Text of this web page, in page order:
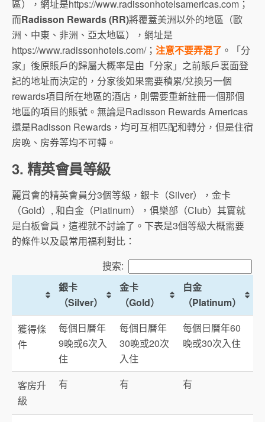
區），網址是https://www.radissonhotelsamericas.com；
而Radisson Rewards (RR)將覆蓋美洲以外的地區（歐
洲、中東、非洲、亞太地區），網址是
https://www.radissonhotels.com/； 注意不要弄混了 。「分
家」後原賬戶的歸屬大概率是由「分家」之前賬戶裏面登
記的地址而決定的，分家後如果需要積累/兌換另一個
rewards項目所在地區的酒店，則需要重新註冊一個那個
地區的項目的賬號。無論是Radisson Rewards Americas
還是Radisson Rewards，均可互相匹配和轉分，但是住宿
房晚、房券等均不可轉。
3. 精英會員等級
麗賞會的精英會員分3個等級，銀卡（Silver），金卡
（Gold）, 和白金（Platinum），俱樂部（Club）其實就
是白板會員，這裡就不討論了。下表是3個等級大概需要
的條件以及最常用福利對比：
搜索:
銀卡
（Silver）
金卡
（Gold）
白金
（Platinum）
獲得條
件
每個日曆年
9晚或6次入
住
每個日曆年
30晚或20次
入住
每個日曆年60
晚或30次入住
客房升
級
有 有 有